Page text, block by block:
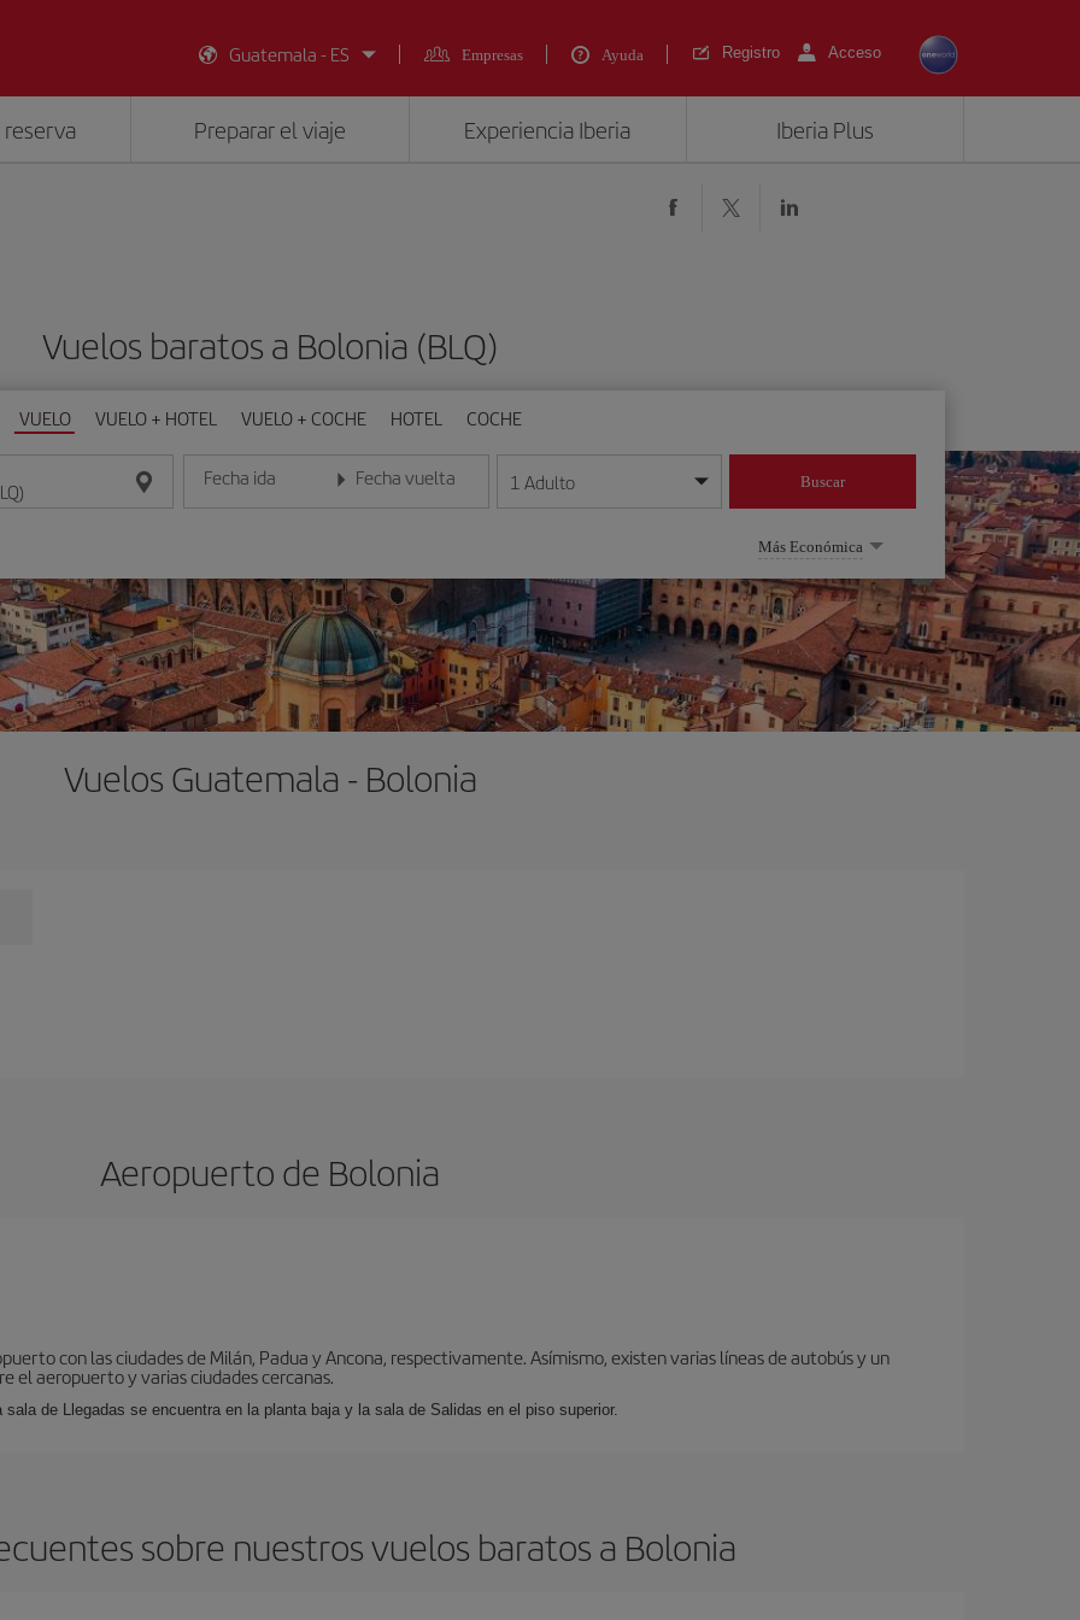
Guatemala - ES
Empresas Ayuda Registro Acceso
Preparar el viaje Experiencia Iberia Iberia Plus
Vuelos baratos a Bolonia (BLQ)
VUELO VUELO + HOTEL VUELO + COCHE HOTEL COCHE
Fecha ida
Introduce la fecha en formato día/mes/año
Fecha vuelta
Introduce la fecha en formato día/mes/año
1 Adulto Buscar
Más Económica
Vuelos Guatemala - Bolonia
Aeropuerto de Bolonia
con las ciudades de Milán, Padua y Ancona, respectivamente. Asímismo, existen varias líneas de autobús y un
el aeropuerto y varias ciudades cercanas.
de Llegadas se encuentra en la planta baja y la sala de Salidas en el piso superior.
sobre nuestros vuelos baratos a Bolonia